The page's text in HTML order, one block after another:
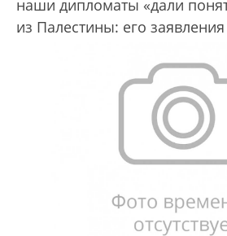
наши дипломаты «дали
из Палестины: его